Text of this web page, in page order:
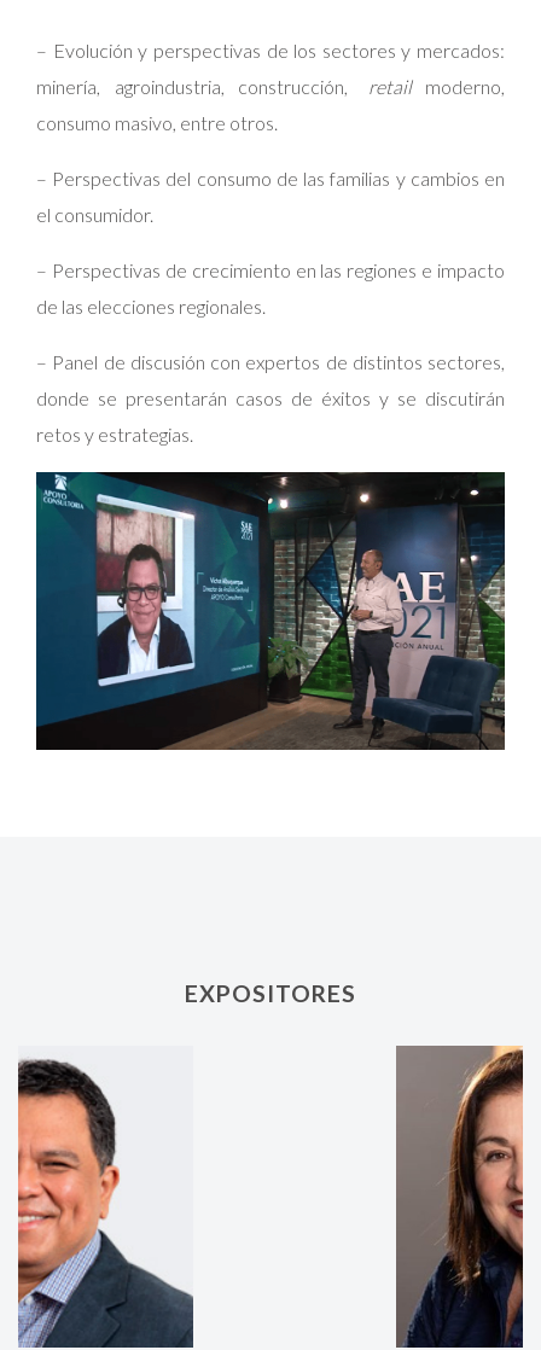
– Evolución y perspectivas de los sectores y mercados:
minería, agroindustria, construcción,
retailmoderno,
consumo masivo, entre otros.
– Perspectivas del consumo de las familias y cambios en
el consumidor.
– Perspectivas de crecimiento en las regiones e impacto
de las elecciones regionales.
– Panel de discusión con expertos de distintos sectores,
donde se presentarán casos de éxitos y se discutirán
retos y estrategias.
EXPOSITORES